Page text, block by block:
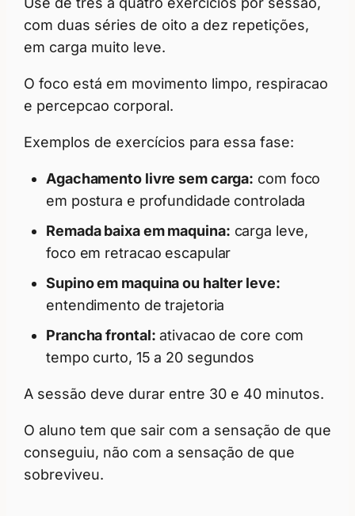
com duas séries de oito a dez repetições,
em carga muito leve.
O foco está em movimento limpo, respiracao
e percepcao corporal.
Exemplos de exercícios para essa fase:
Agachamento livre sem carga: com foco
em postura e profundidade controlada
Remada baixa em maquina: carga leve,
foco em retracao escapular
Supino em maquina ou halter leve:
entendimento de trajetoria
Prancha frontal: ativacao de core com
tempo curto, 15 a 20 segundos
A sessão deve durar entre 30 e 40 minutos.
O aluno tem que sair com a sensação de que
conseguiu, não com a sensação de que
sobreviveu.